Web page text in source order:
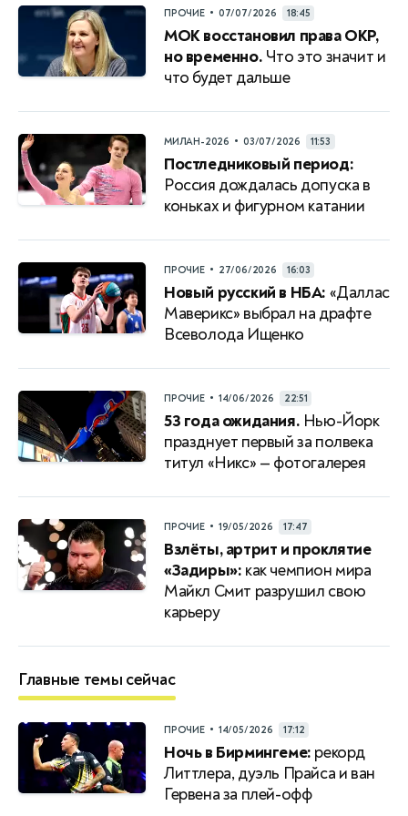
ПРОЧИЕ • 07/07/2026 18:45
МОК восстановил права ОКР,
но временно. Что это значит и
что будет дальше
МИЛАН-2026 • 03/07/2026 11:53
Постледниковый период:
Россия дождалась допуска в
коньках и фигурном катании
ПРОЧИЕ • 27/06/2026 16:03
Новый русский в НБА: «Даллас
Маверикс» выбрал на драфте
Всеволода Ищенко
ПРОЧИЕ • 14/06/2026 22:51
53 года ожидания. Нью-Йорк
празднует первый за полвека
титул «Никс» — фотогалерея
ПРОЧИЕ • 19/05/2026 17:47
Взлёты, артрит и проклятие
«Задиры»: как чемпион мира
Майкл Смит разрушил свою
карьеру
Главные темы сейчас
ПРОЧИЕ • 14/05/2026 17:12
Ночь в Бирмингеме: рекорд
Литтлера, дуэль Прайса и ван
Гервена за плей-офф